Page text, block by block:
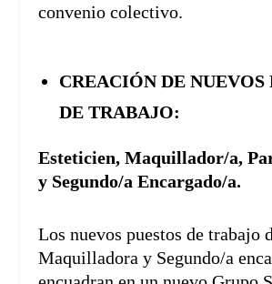
convenio colectivo.
CREACIÓN DE NUEVOS
DE TRABAJO:
Esteticien, Maquillador/a,
y Segundo/a Encargado/a.
Los nuevos puestos de trabajo
Maquilladora y Segundo/a